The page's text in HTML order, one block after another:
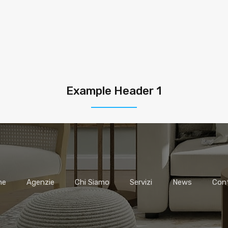
Example Header 1
Agenzie Chi Siamo Servizi News